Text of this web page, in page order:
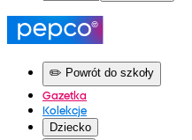
✏️ Powrót do szkoły
Gazetka
Kolekcje
Dziecko